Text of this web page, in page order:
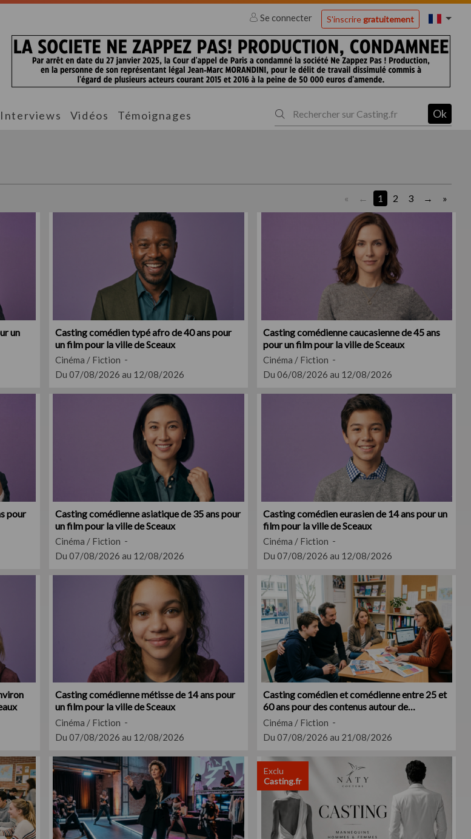
Se connecter S'inscriregratuitement
Interviews Vidéos Témoignages Ok
« 1 2 3 »
un
Casting comédien typé afro de 40 ans pour
un film pour la ville de Sceaux
Cinéma / Fiction
Du 07/08/2026 au 12/08/2026
Casting comédienne caucasienne de 45 ans
pour un film pour la ville de Sceaux
Cinéma / Fiction
Du 06/08/2026 au 12/08/2026
pour
Casting comédienne asiatique de 35 ans pour
un film pour la ville de Sceaux
Cinéma / Fiction
Du 07/08/2026 au 12/08/2026
Casting comédien eurasien de 14 ans pour un
film pour la ville de Sceaux
Cinéma / Fiction
Du 07/08/2026 au 12/08/2026
Casting comédienne métisse de 14 ans pour
un film pour la ville de Sceaux
Cinéma / Fiction
Du 07/08/2026 au 12/08/2026
Casting comédien et comédienne entre 25 et
60 ans pour des contenus autour de
l'éducation
Cinéma / Fiction
Du 07/08/2026 au 21/08/2026
Exclu
Casting.fr